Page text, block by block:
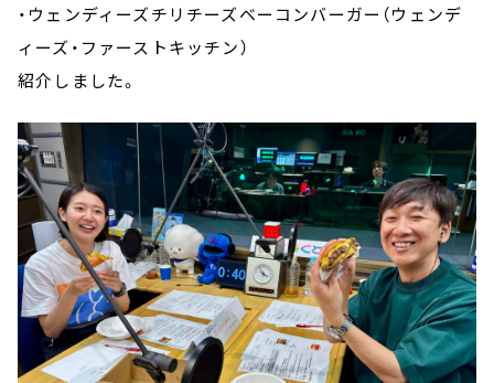
・ウェンディーズチリチーズベーコンバーガー（ウェンデ
ィーズ・ファーストキッチン）
紹介しました。